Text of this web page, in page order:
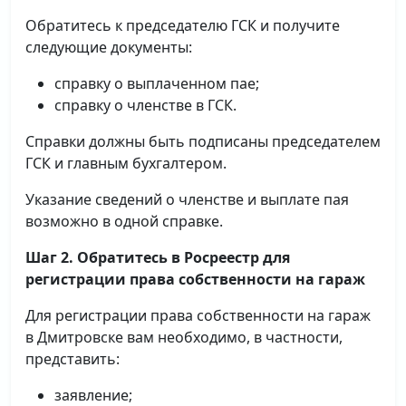
Обратитесь к председателю ГСК и получите
следующие документы:
справку о выплаченном пае;
справку о членстве в ГСК.
Справки должны быть подписаны председателем
ГСК и главным бухгалтером.
Указание сведений о членстве и выплате пая
возможно в одной справке.
Шаг 2. Обратитесь в Росреестр для
регистрации права собственности на гараж
Для регистрации права собственности на гараж
в Дмитровске вам необходимо, в частности,
представить:
заявление;